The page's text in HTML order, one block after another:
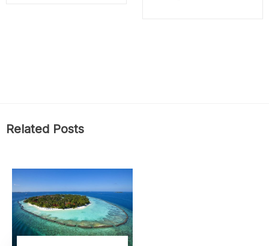
Related Posts